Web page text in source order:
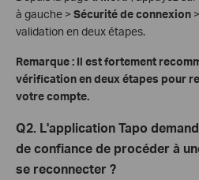
à gauche > Sécurité de connexion
validation en deux étapes.
Remarque : Il est fortement
vérification en deux étapes pour
votre compte.
Q2. L'application Tapo
de confiance de procéder à
se reconnecter ?